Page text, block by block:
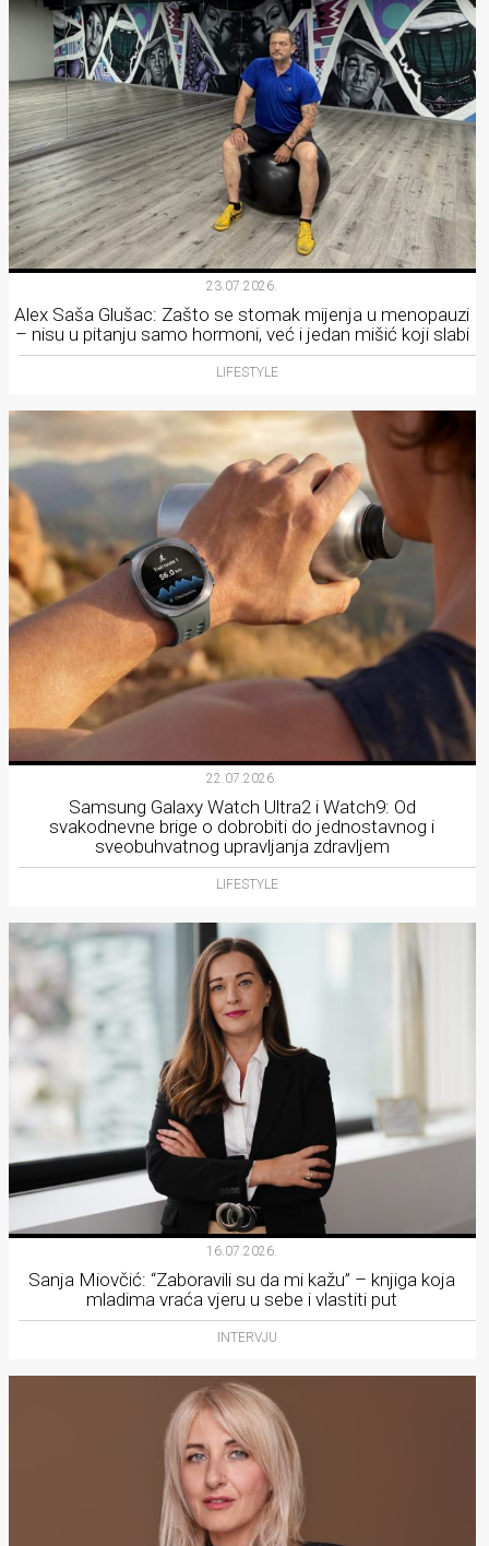
23.07.2026.
Alex Saša Glušac: Zašto se stomak mijenja u menopauzi
– nisu u pitanju samo hormoni, već i jedan mišić koji slabi
LIFESTYLE
22.07.2026.
Samsung Galaxy Watch Ultra2 i Watch9: Od
svakodnevne brige o dobrobiti do jednostavnog i
sveobuhvatnog upravljanja zdravljem
LIFESTYLE
16.07.2026.
Sanja Miovčić: “Zaboravili su da mi kažu” – knjiga koja
mladima vraća vjeru u sebe i vlastiti put
INTERVJU